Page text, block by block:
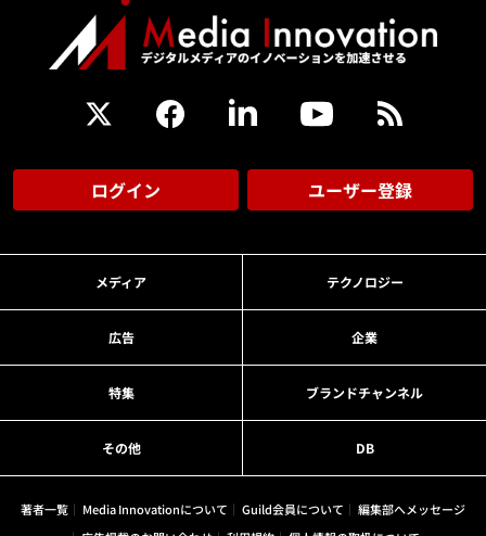
ログイン ユーザー登録
メディア テクノロジー
広告 企業
特集 ブランドチャンネル
その他 DB
著者一覧 Media Innovationについて Guild会員について
編集部へメッセージ